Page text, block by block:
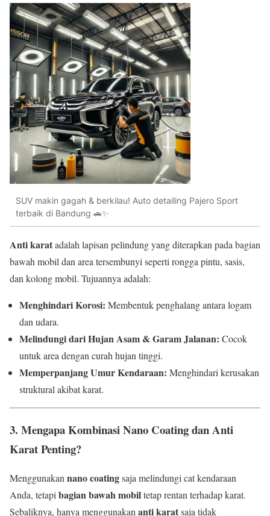
SUV makin gagah & berkilau! Auto detailing Pajero Sport
terbaik di Bandung 🚗✨
Anti karatadalah lapisan pelindung yang diterapkan pada bagian
bawah mobil dan area tersembunyi seperti rongga pintu, sasis,
dan kolong mobil. Tujuannya adalah:
Menghindari Korosi: Membentuk penghalang antara logam
dan udara.
Melindungi dari Hujan Asam & Garam Jalanan: Cocok
untuk area dengan curah hujan tinggi.
Memperpanjang Umur Kendaraan: Menghindari kerusakan
struktural akibat karat.
3. Mengapa Kombinasi Nano Coating dan Anti
Karat Penting?
Menggunakannano coatingsaja melindungi cat kendaraan
Anda, tetapibagian bawah mobiltetap rentan terhadap karat.
Sebaliknya, hanya menggunakananti karatsaja tidak